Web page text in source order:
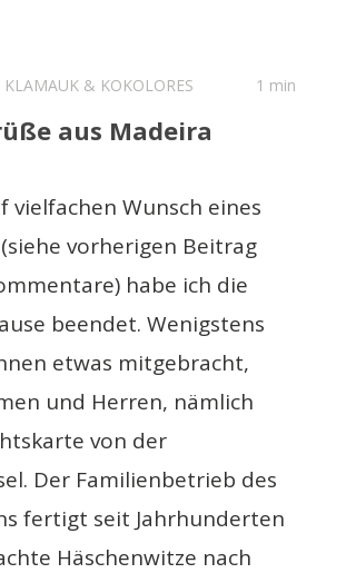
KLAMAUK & KOKOLORES 1 min
aus Madeira
vielfachen Wunsch eines
vorherigen Beitrag
habe ich die
beendet. Wenigstens
etwas mitgebracht,
und Herren, nämlich
von der
Der Familienbetrieb des
fertigt seit Jahrhunderten
Häschenwitze nach